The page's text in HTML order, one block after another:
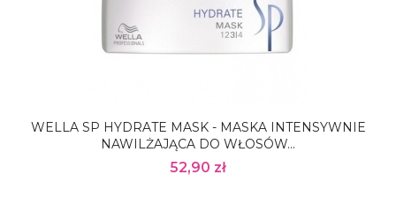
WELLA SP HYDRATE MASK - MASKA INTENSYWNIE
NAWILŻAJĄCA DO WŁOSÓW...
52,90 zł